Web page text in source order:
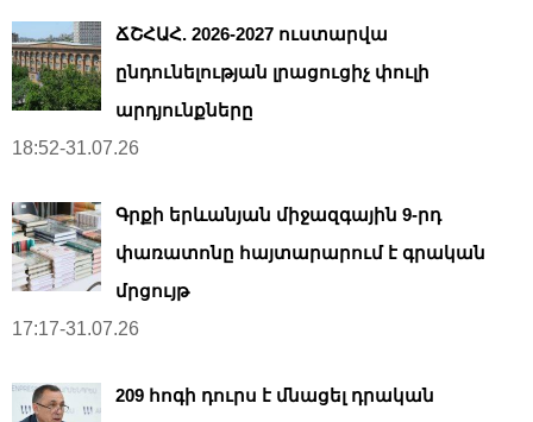
ՃՇՀԱՀ. 2026-2027 ուստարվա
ընդունելության լրացուցիչ փուլի
արդյունքները
18:52-31.07.26
Գրքի երևանյան միջազգային 9-րդ
փառատոնը հայտարարում է գրական
մրցույթ
17:17-31.07.26
209 հոգի դուրս է մնացել դրական